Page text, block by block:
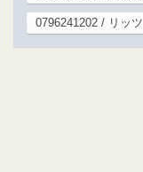
0796241202 / リッツ